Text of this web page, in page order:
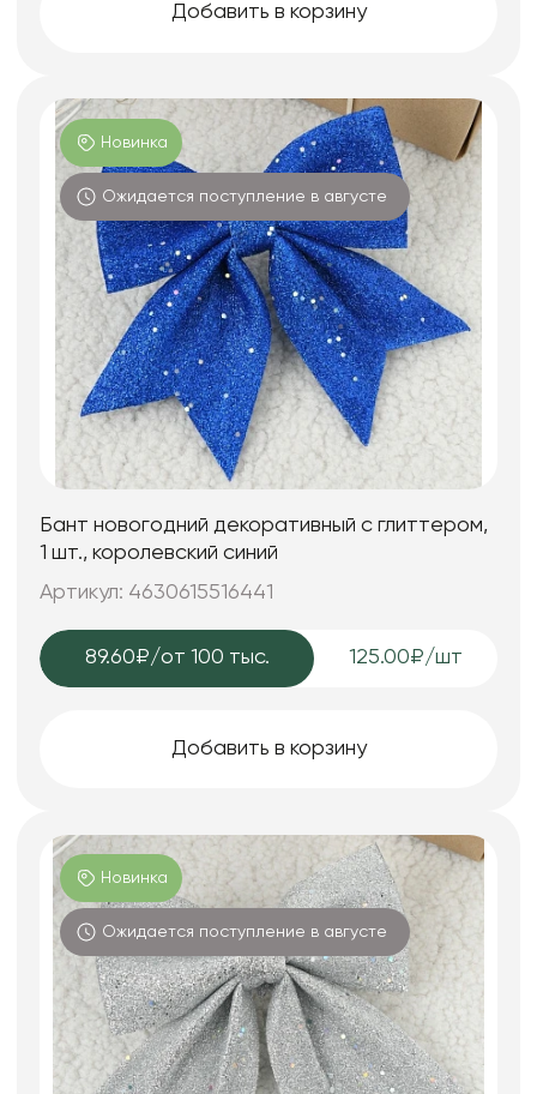
Добавить в корзину
Новинка
Ожидается поступление в августе
Бант новогодний декоративный с глиттером,
1 шт., королевский синий
Артикул: 4630615516441
89.60₽/от 100 тыс. 125.00₽/шт
Добавить в корзину
Новинка
Ожидается поступление в августе